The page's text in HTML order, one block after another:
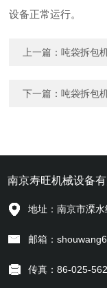
设备正常运行。
上一篇：吨袋拆包
下一篇：吨袋拆包
南京寿旺机械设备有
地址：南京市溧
邮箱：
传真：86-025-